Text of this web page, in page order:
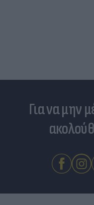
Για να μην